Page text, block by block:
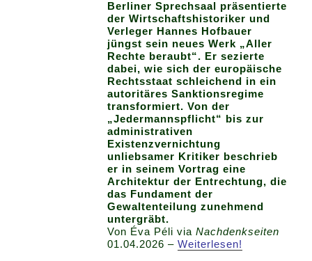
Berliner Sprechsaal präsentierte
der Wirtschaftshistoriker und
Verleger Hannes Hofbauer
jüngst sein neues Werk „Aller
Rechte beraubt“. Er sezierte
dabei, wie sich der europäische
Rechtsstaat schleichend in ein
autoritäres Sanktionsregime
transformiert. Von der
„Jedermannspflicht“ bis zur
administrativen
Existenzvernichtung
unliebsamer Kritiker beschrieb
er in seinem Vortrag eine
Architektur der Entrechtung, die
das Fundament der
Gewaltenteilung zunehmend
untergräbt.
Von Éva Péli viaNachdenkseiten
01.04.2026 –Weiterlesen!